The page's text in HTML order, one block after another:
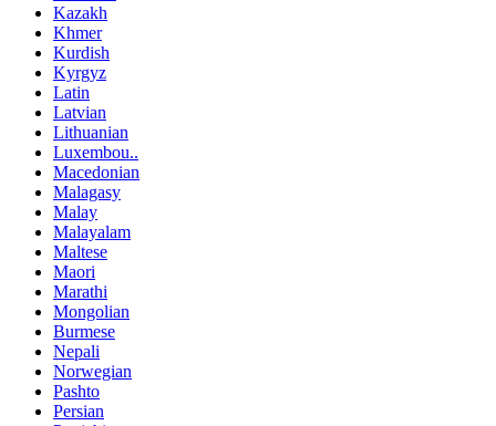
Kazakh
Khmer
Kurdish
Kyrgyz
Latin
Latvian
Lithuanian
Luxembou..
Macedonian
Malagasy
Malay
Malayalam
Maltese
Maori
Marathi
Mongolian
Burmese
Nepali
Norwegian
Pashto
Persian